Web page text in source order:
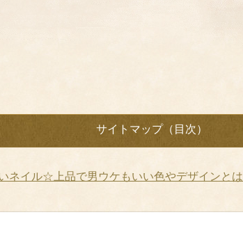
サイトマップ（目次）
ネイル☆上品で男ウケもいい色やデザインとは